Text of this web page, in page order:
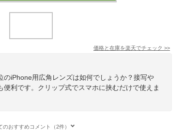
価格と在庫を楽天でチェック >>
のiPhone用広角レンズは如何でしょうか？接写や
利です。クリップ式でスマホに挟むだけで使えま
のおすすめコメント（2件）